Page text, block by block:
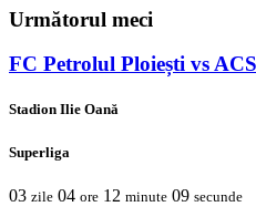
Următorul meci
FC Petrolul Ploiești vs
Stadion Ilie Oană
Superliga
03 zile 04 ore 12 minute 09 secunde